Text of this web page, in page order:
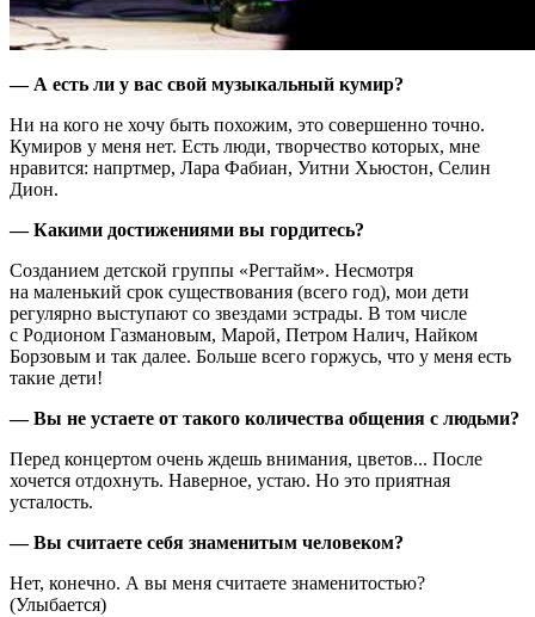
— А есть ли у вас свой музыкальный кумир?
Ни на кого не хочу быть похожим, это совершенно точно.
Кумиров у меня нет. Есть люди, творчество которых, мне
нравится: напртмер, Лара Фабиан, Уитни Хьюстон, Селин
Дион.
— Какими достижениями вы гордитесь?
Созданием детской группы «Регтайм». Несмотря
на маленький срок существования (всего год), мои дети
регулярно выступают со звездами эстрады. В том числе
с Родионом Газмановым, Марой, Петром Налич, Найком
Борзовым и так далее. Больше всего горжусь, что у меня есть
такие дети!
— Вы не устаете от такого количества общения с людьми?
Перед концертом очень ждешь внимания, цветов... После
хочется отдохнуть. Наверное, устаю. Но это приятная
усталость.
— Вы считаете себя знаменитым человеком?
Нет, конечно. А вы меня считаете знаменитостью?
(Улыбается)